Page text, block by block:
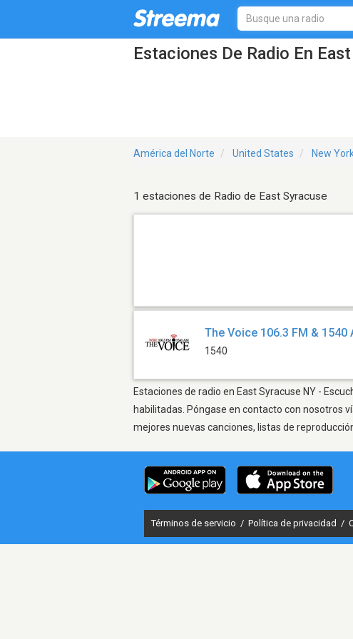
Estaciones De Radio En
América del Norte United States New
1 estaciones de Radio de East Syracuse
The Voice 106.3 FM & 1540
1540
Estaciones de radio en East Syracuse NY -
habilitadas. Póngase en contacto con nosotros
mejores nuevas canciones, listas de
Términos de servicio / Política de privacidad /